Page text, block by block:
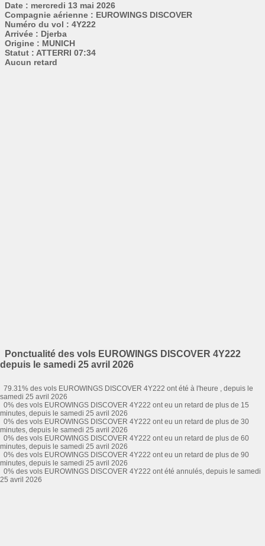
Date : mercredi 13 mai 2026
Compagnie aérienne : EUROWINGS DISCOVER
Numéro du vol : 4Y222
Arrivée : Djerba
Origine : MUNICH
Statut : ATTERRI 07:34
Aucun retard
Ponctualité des vols EUROWINGS DISCOVER 4Y222
depuis le samedi 25 avril 2026
79.31% des vols EUROWINGS DISCOVER 4Y222 ont été à l'heure , depuis le
samedi 25 avril 2026
0% des vols EUROWINGS DISCOVER 4Y222 ont eu un retard de plus de 15
minutes, depuis le samedi 25 avril 2026
0% des vols EUROWINGS DISCOVER 4Y222 ont eu un retard de plus de 30
minutes, depuis le samedi 25 avril 2026
0% des vols EUROWINGS DISCOVER 4Y222 ont eu un retard de plus de 60
minutes, depuis le samedi 25 avril 2026
0% des vols EUROWINGS DISCOVER 4Y222 ont eu un retard de plus de 90
minutes, depuis le samedi 25 avril 2026
0% des vols EUROWINGS DISCOVER 4Y222 ont été annulés, depuis le samedi
25 avril 2026